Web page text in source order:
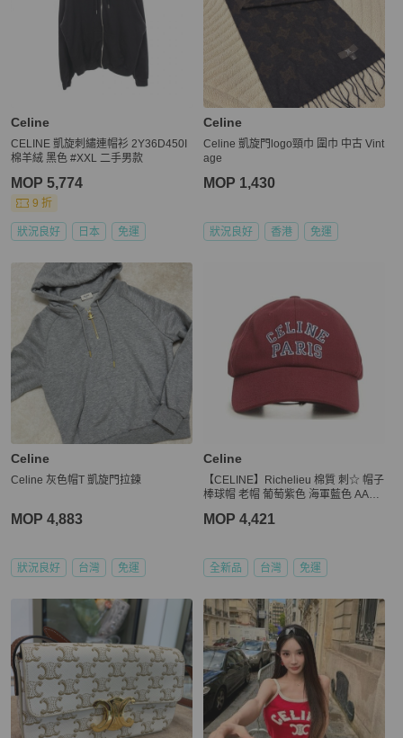
Celine
CELINE 凱旋刺繡連帽衫 2Y36D450I
棉羊絨 黑色 #XXL 二手男款
MOP 5,774
9 折
狀況良好 日本 免運
Celine
Celine 凱旋門logo頸巾 圍巾 中古 Vint
age
MOP 1,430
狀況良好 香港 免運
Celine
Celine 灰色帽T 凱旋門拉鍊
MOP 4,883
狀況良好 台灣 免運
Celine
【CELINE】Richelieu 棉質 刺☆ 帽子
棒球帽 老帽 葡萄紫色 海軍藍色 AA0M
MOP 4,421
全新品 台灣 免運